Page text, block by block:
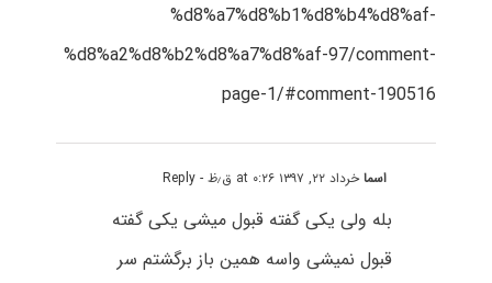
%d8%a7%d8%b1%d8%b4%d8%af-
%d8%a2%d8%b2%d8%a7%d8%af-97/comment-
page-1/#comment-190516
اسماخرداد ۲۲, ۱۳۹۷ at ۰:۲۶ ق٫ظ - Reply
بله ولی یکی گفته قبول میشی یکی گفته
قبول نمیشی واسه همین باز برگشتم سر